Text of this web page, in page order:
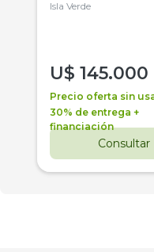
Isla Verde
U$ 145.000
Precio oferta sin
30% de entrega +
financiación
Consultar